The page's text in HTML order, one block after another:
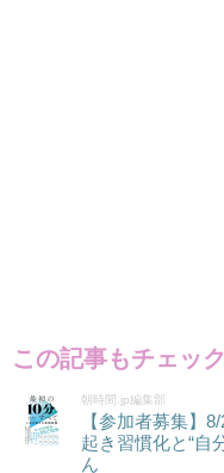
この記事もチェック
朝時間.jp編集部
【参加者募集】
起き習慣化と“自
ん